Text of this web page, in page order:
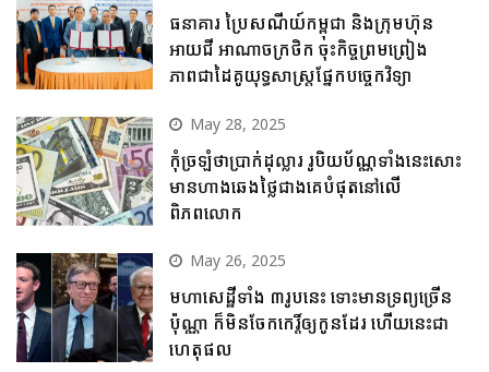
ធនាគារ ប្រៃសណីយ៍កម្ពុជា និងក្រុមហ៊ុន
អាយជី អាណាចក្រថិក ចុះកិច្ចព្រមព្រៀង
ភាពជាដៃគូយុទ្ធសាស្ត្រផ្នែកបច្ចេកវិទ្យា
May 28, 2025
កុំច្រឡំថាប្រាក់ដុល្លារ រូបិយប័ណ្ណទាំងនេះសោះ
មានហាងឆេងថ្លៃជាងគេបំផុតនៅលើ
ពិភពលោក
May 26, 2025
មហាសេដ្ឋីទាំង ៣រូបនេះ ទោះមានទ្រព្យច្រើន
ប៉ុណ្ណា ក៏មិនចែកកេរ្តិ៍ឲ្យកូនដែរ ហើយនេះជា
ហេតុផល